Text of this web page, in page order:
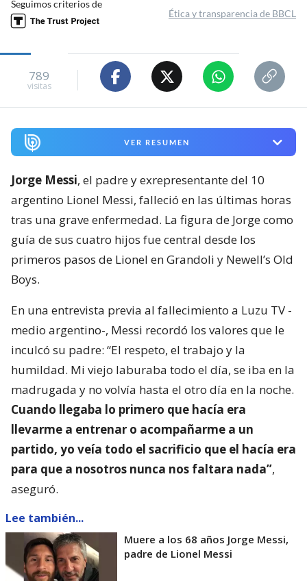
Seguimos criterios de
Ética y transparencia de BBCL
789
visitas
VER RESUMEN
Jorge Messi, el padre y exrepresentante del 10
argentino Lionel Messi, falleció en las últimas horas
tras una grave enfermedad. La figura de Jorge como
guía de sus cuatro hijos fue central desde los
primeros pasos de Lionel en Grandoli y Newell’s Old
Boys.
En una entrevista previa al fallecimiento a Luzu TV -
medio argentino-, Messi recordó los valores que le
inculcó su padre: “El respeto, el trabajo y la
humildad. Mi viejo laburaba todo el día, se iba en la
madrugada y no volvía hasta el otro día en la noche.
Cuando llegaba lo primero que hacía era
llevarme a entrenar o acompañarme a un
partido, yo veía todo el sacrificio que el hacía era
para que a nosotros nunca nos faltara nada”,
aseguró.
Lee también...
Muere a los 68 años Jorge Messi,
padre de Lionel Messi